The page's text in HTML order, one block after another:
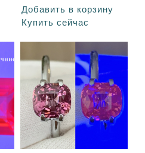
Добавить в корзину
Купить сейчас